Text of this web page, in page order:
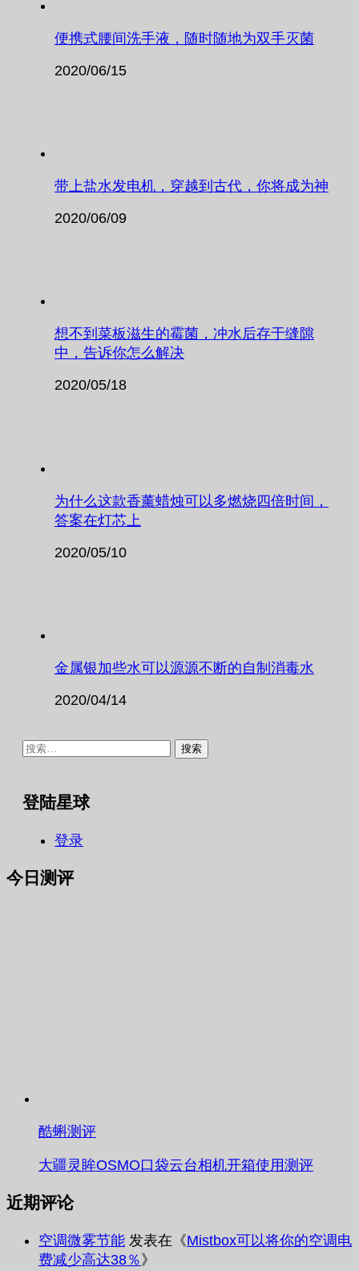
便携式腰间洗手液，随时随地为双手灭菌
2020/06/15
带上盐水发电机，穿越到古代，你将成为神
2020/06/09
想不到菜板滋生的霉菌，冲水后存于缝隙
中，告诉你怎么解决
2020/05/18
为什么这款香薰蜡烛可以多燃烧四倍时间，
答案在灯芯上
2020/05/10
金属银加些水可以源源不断的自制消毒水
2020/04/14
搜
登陆星球
登录
今日测评
酷蝌测评
大疆灵眸OSMO口袋云台相机开箱使用测评
近期评论
空调微雾节能 发表在《Mistbox可以将你的空调电
费减少高达38％ 》